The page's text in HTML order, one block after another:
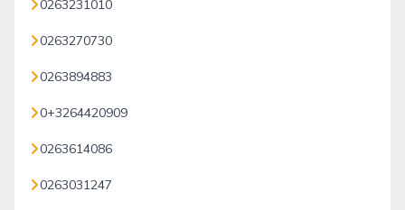
0263231010
0263270730
0263894883
0+3264420909
0263614086
0263031247